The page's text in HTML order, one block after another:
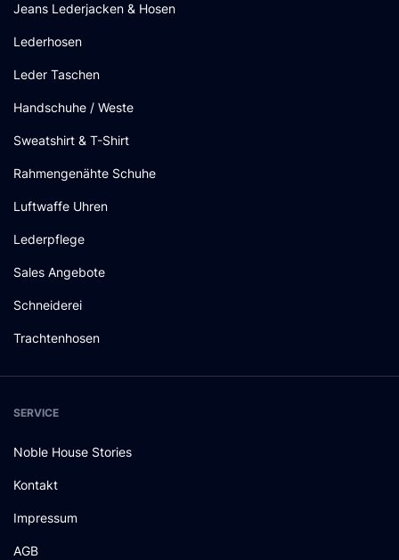
Jeans Lederjacken & Hosen
Lederhosen
Leder Taschen
Handschuhe / Weste
Sweatshirt & T-Shirt
Rahmengenähte Schuhe
Luftwaffe Uhren
Lederpflege
Sales Angebote
Schneiderei
Trachtenhosen
SERVICE
Noble House Stories
Kontakt
Impressum
AGB